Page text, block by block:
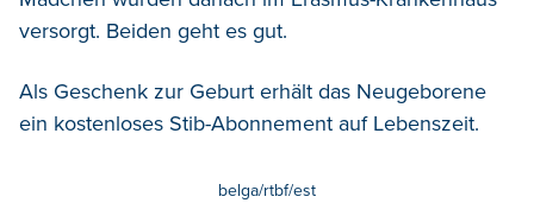
versorgt. Beiden geht es gut.
Als Geschenk zur Geburt erhält das Neugeborene
ein kostenloses Stib-Abonnement auf Lebenszeit.
belga/rtbf/est